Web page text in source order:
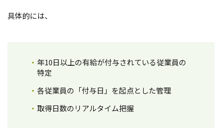
具体的には、
年10日以上の有給が付与されている従業員の
特定
各従業員の「付与日」を起点とした管理
取得日数のリアルタイム把握